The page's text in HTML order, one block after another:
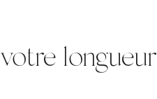
longueur